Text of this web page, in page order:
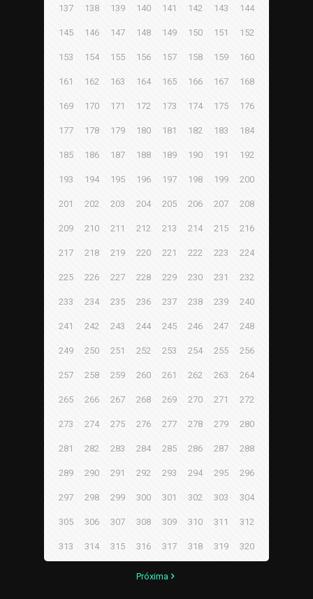
137 138 139 140 141 142 143 144
145 146 147 148 149 150 151 152
153 154 155 156 157 158 159 160
161 162 163 164 165 166 167 168
169 170 171 172 173 174 175 176
177 178 179 180 181 182 183 184
185 186 187 188 189 190 191 192
193 194 195 196 197 198 199 200
201 202 203 204 205 206 207 208
209 210 211 212 213 214 215 216
217 218 219 220 221 222 223 224
225 226 227 228 229 230 231 232
233 234 235 236 237 238 239 240
241 242 243 244 245 246 247 248
249 250 251 252 253 254 255 256
257 258 259 260 261 262 263 264
265 266 267 268 269 270 271 272
273 274 275 276 277 278 279 280
281 282 283 284 285 286 287 288
289 290 291 292 293 294 295 296
297 298 299 300 301 302 303 304
305 306 307 308 309 310 311 312
313 314 315 316 317 318 319 320
Próxima